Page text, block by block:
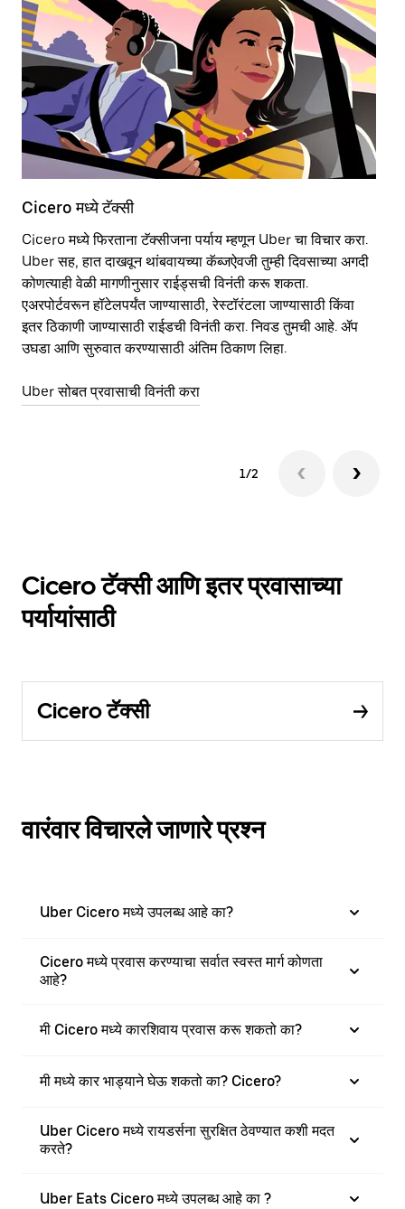
Cicero मध्ये टॅक्सी
Cicero मध्ये फिरताना टॅक्सीजना पर्याय म्हणून Uber चा विचार करा.
Uber सह, हात दाखवून थांबवायच्या कॅब्जऐवजी तुम्ही दिवसाच्या अगदी
कोणत्याही वेळी मागणीनुसार राईड्सची विनंती करू शकता.
एअरपोर्टवरून हॉटेलपर्यंत जाण्यासाठी, रेस्टॉरंटला जाण्यासाठी किंवा
इतर‍ ठिकाणी जाण्यासाठी राईडची विनंती करा. निवड तुमची आहे. ॲप
उघडा आणि सुरुवात करण्यासाठी अंतिम ठिकाण लिहा.
Uber सोबत प्रवासाची विनंती करा
1/2
Cicero टॅक्सी आणि इतर प्रवासाच्या
पर्यायांसाठी
Cicero टॅक्सी
वारंवार विचारले जाणारे प्रश्न
Uber Cicero मध्ये उपलब्ध आहे का?
Cicero मध्ये प्रवास करण्याचा सर्वात स्वस्त मार्ग कोणता
आहे?
मी Cicero मध्ये कारशिवाय प्रवास करू शकतो का?
मी मध्ये कार भाड्याने घेऊ शकतो का? Cicero?
Uber Cicero मध्ये रायडर्सना सुरक्षित ठेवण्यात कशी मदत
करते?
Uber Eats Cicero मध्ये उपलब्ध आहे का ?